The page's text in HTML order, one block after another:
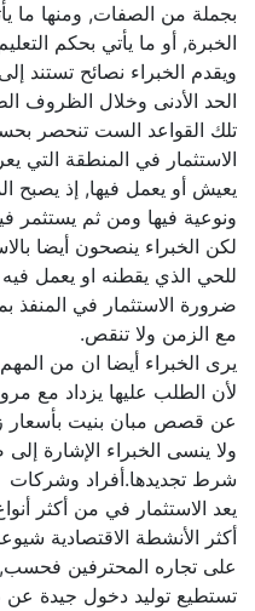
بجملة من الصفات, ومنها ما
الخبرة, أو ما يأتي بحكم
الحد الأدنى وخلال الظروف
تلك القواعد الست تنحصر
الاستثمار في المنطقة التي
يعيش أو يعمل فيها, إذ يصبح
ونوعية فيها ومن ثم يستثمر
لكن الخبراء ينصحون أيضا
للحي الذي يقطنه او يعمل فيه
ضرورة الاستثمار في المنفذ
مع الزمن ولا تنقص.
يرى الخبراء أيضا ان من المهم
لأن الطلب عليها يزداد مع مرور
عن قصص مبان بنيت بأسعار
ولا ينسى الخبراء الإشارة إلى
شرط تجديدها.أفراد وشركات
يعد الاستثمار في من أكثر
أكثر الأنشطة الاقتصادية
على تجاره المحترفين فحسب,
تستطيع توليد دخول جيدة عن